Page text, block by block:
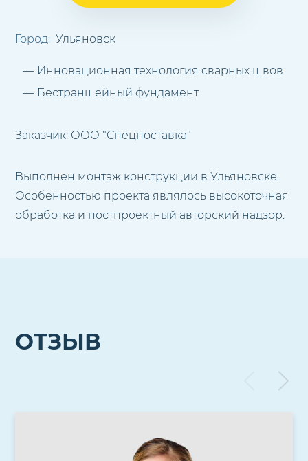
Город: Ульяновск
Инновационная технология сварных швов
Бестраншейный фундамент
Заказчик: ООО "Спецпоставка"
Выполнен монтаж конструкции в Ульяновске.
Особенностью проекта являлось высокоточная
обработка и постпроектный авторский надзор.
ОТЗЫВ